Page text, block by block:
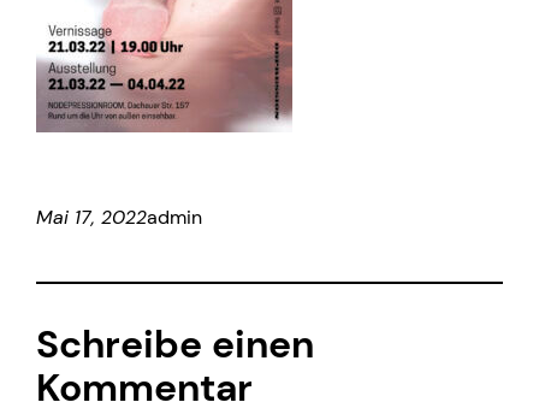
Mai 17, 2022admin
Schreibe einen
Kommentar